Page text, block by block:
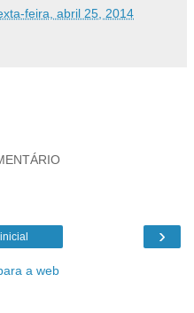
feira, abril 25, 2014
›
a web